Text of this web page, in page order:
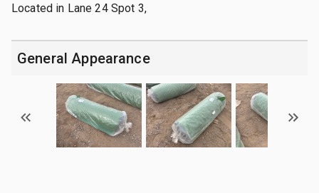
Located in Lane 24 Spot 3,
General Appearance